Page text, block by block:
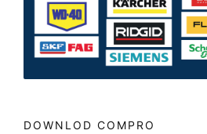
DOWNLOD COMPRO